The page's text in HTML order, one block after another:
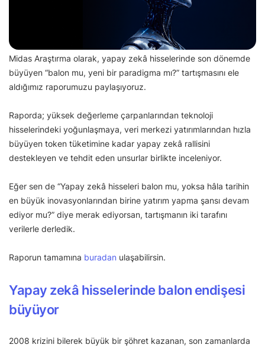
Midas Araştırma olarak, yapay zekâ hisselerinde son dönemde
büyüyen “balon mu, yeni bir paradigma mı?” tartışmasını ele
aldığımız raporumuzu paylaşıyoruz.
Raporda; yüksek değerleme çarpanlarından teknoloji
hisselerindeki yoğunlaşmaya, veri merkezi yatırımlarından hızla
büyüyen token tüketimine kadar yapay zekâ rallisini
destekleyen ve tehdit eden unsurlar birlikte inceleniyor.
Eğer sen de “Yapay zekâ hisseleri balon mu, yoksa hâla tarihin
en büyük inovasyonlarından birine yatırım yapma şansı devam
ediyor mu?” diye merak ediyorsan, tartışmanın iki tarafını
verilerle derledik.
Raporun tamamına buradan ulaşabilirsin.
Yapay zekâ hisselerinde balon endişesi
büyüyor
2008 krizini bilerek büyük bir şöhret kazanan, son zamanlarda